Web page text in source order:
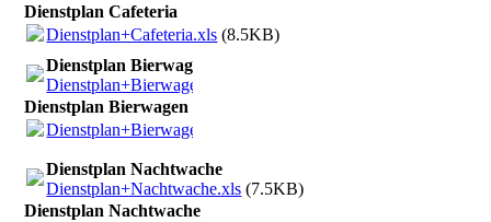
Dienstplan Cafeteria
Dienstplan+Cafeteria.xls (8.5KB)
Dienstplan Bierwagen
Dienstplan+Bierwagen.xls
Dienstplan Bierwagen
Dienstplan+Bierwagen.xls
Dienstplan Nachtwache
Dienstplan+Nachtwache.xls (7.5KB)
Dienstplan Nachtwache